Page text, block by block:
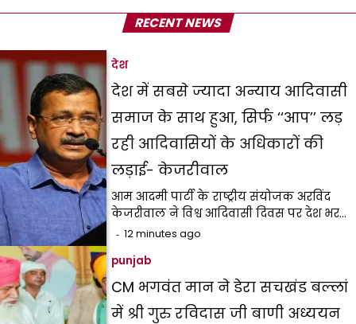
RECENT NEWS
देश
देश में सबसे ज्यादा अन्याय आदिवासी
समाज के साथ हुआ, सिर्फ ‘‘आप’’ लड़
रही आदिवासियों के अधिकारों की
लड़ाई- केजरीवाल
आम आदमी पार्टी के राष्ट्रीय संयोजक अरविंद
केजरीवाल ने विश्व आदिवासी दिवस पर देश भर…
12 minutes ago
punjab
CM भगवंत मान ने डेरा सचखंड बल्लां
में श्री गुरु रविदास जी बाणी अध्ययन